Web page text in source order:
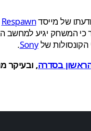
של מייסדRespawn
שלSony
.
בסדרה